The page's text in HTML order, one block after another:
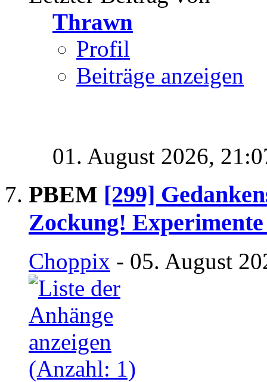
Thrawn
Profil
Beiträge anzeigen
01. August 2026,
PBEM [299]
Zockung!
Choppix - 05. August